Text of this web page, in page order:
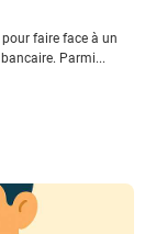
faire face à un
Parmi...